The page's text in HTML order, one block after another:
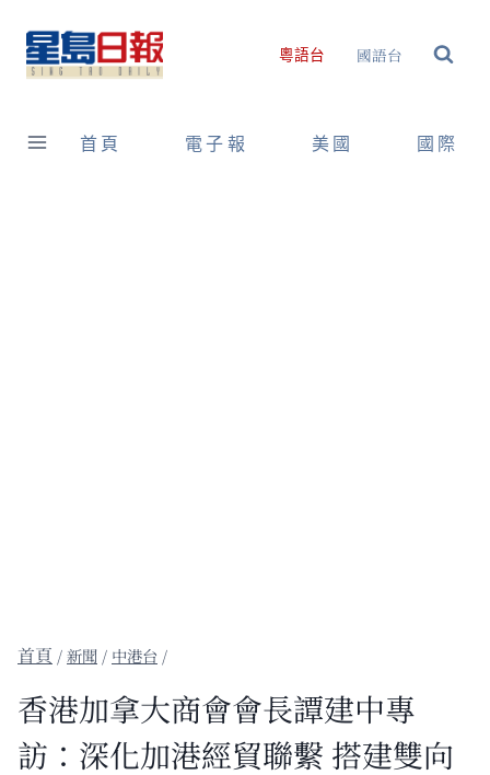
content
粵語台 國語台
首頁 電子報 美國 國際
/新聞 / 中港台 /
香港加拿大商會會長譚建中專
訪：深化加港經貿聯繫 搭建雙向